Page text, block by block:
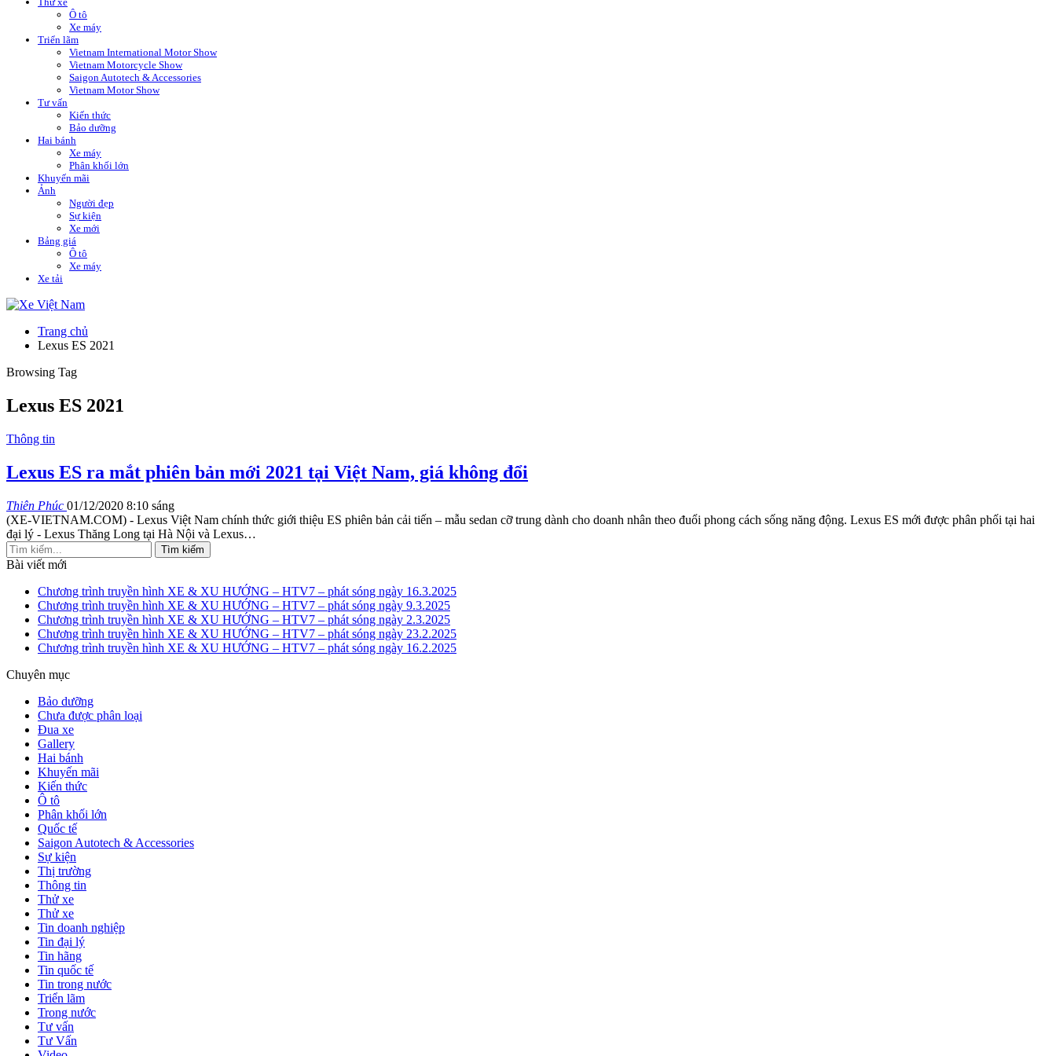
Ô tô
Xe máy
Triển lãm
Vietnam International Motor Show
Vietnam Motorcycle Show
Saigon Autotech & Accessories
Vietnam Motor Show
Tư vấn
Kiến thức
Bảo dưỡng
Hai bánh
Xe máy
Phân khối lớn
Khuyến mãi
Ảnh
Người đẹp
Sự kiện
Xe mới
Bảng giá
Ô tô
Xe máy
Xe tải
Trang chủ
Lexus ES 2021
Browsing Tag
Lexus ES 2021
Thông tin
Lexus ES ra mắt phiên bản mới 2021 tại Việt Nam, giá không đổi
Thiên Phúc 01/12/2020 8:10 sáng
(XE-VIETNAM.COM) - Lexus Việt Nam chính thức giới thiệu ES phiên bản cải tiến – mẫu sedan cỡ trung dành cho doanh nhân theo đuổi phong cách sống năng động. Lexus ES mới được phân phối tại hai
đại lý - Lexus Thăng Long tại Hà Nội và Lexus…
Bài viết mới
Chương trình truyền hình XE & XU HƯỚNG – HTV7 – phát sóng ngày 16.3.2025
Chương trình truyền hình XE & XU HƯỚNG – HTV7 – phát sóng ngày 9.3.2025
Chương trình truyền hình XE & XU HƯỚNG – HTV7 – phát sóng ngày 2.3.2025
Chương trình truyền hình XE & XU HƯỚNG – HTV7 – phát sóng ngày 23.2.2025
Chương trình truyền hình XE & XU HƯỚNG – HTV7 – phát sóng ngày 16.2.2025
Chuyên mục
Bảo dưỡng
Chưa được phân loại
Đua xe
Gallery
Hai bánh
Khuyến mãi
Kiến thức
Ô tô
Phân khối lớn
Quốc tế
Saigon Autotech & Accessories
Sự kiện
Thị trường
Thông tin
Thử xe
Thử xe
Tin doanh nghiệp
Tin đại lý
Tin hãng
Tin quốc tế
Tin trong nước
Triển lãm
Trong nước
Tư vấn
Tư Vấn